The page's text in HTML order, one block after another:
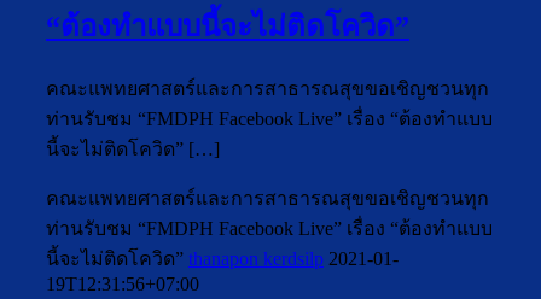
“ต้องทำแบบนี้จะไม่ติดโควิด”
คณะแพทยศาสตร์และการสาธารณสุขขอเชิญชวนทุก
ท่านรับชม “FMDPH Facebook Live” เรื่อง “ต้องทำแบบ
นี้จะไม่ติดโควิด” […]
คณะแพทยศาสตร์และการสาธารณสุขขอเชิญชวนทุก
ท่านรับชม “FMDPH Facebook Live” เรื่อง “ต้องทำแบบ
นี้จะไม่ติดโควิด” thanapon kerdsilp 2021-01-
19T12:31:56+07:00